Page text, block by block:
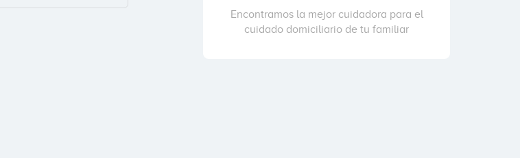
Encontramos la mejor cuidadora para el
cuidado domiciliario de tu familiar